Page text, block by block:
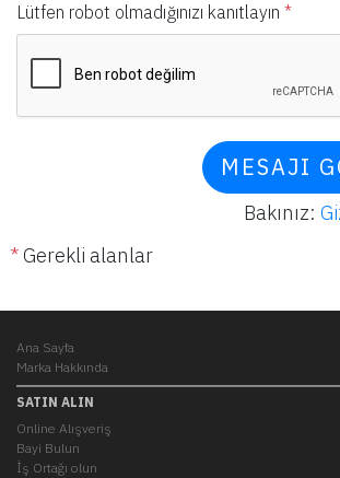
Lütfen robot olmadığınızı kanıtlayın *
MESAJI
Bakınız:
*Gerekli alanlar
Ana Sayfa
Marka Hakkında
SATIN ALIN
Online Alışveriş
Bayi Bulun
İş Ortağı olun